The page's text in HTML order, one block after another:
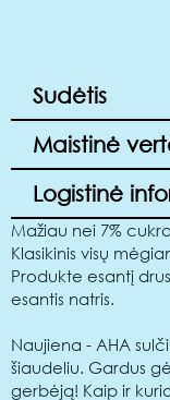
Sudėtis
Maistinė
Logistinė
Mažiau nei 7%
Klasikinis visų
Produkte esantį
esantis natris.
Naujiena - AHA
šiaudeliu. Gardus
gerbėją! Kaip ir